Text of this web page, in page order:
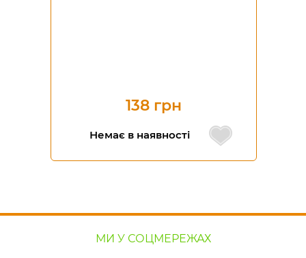
138 грн
Немає в наявності
МИ У СОЦМЕРЕЖАХ